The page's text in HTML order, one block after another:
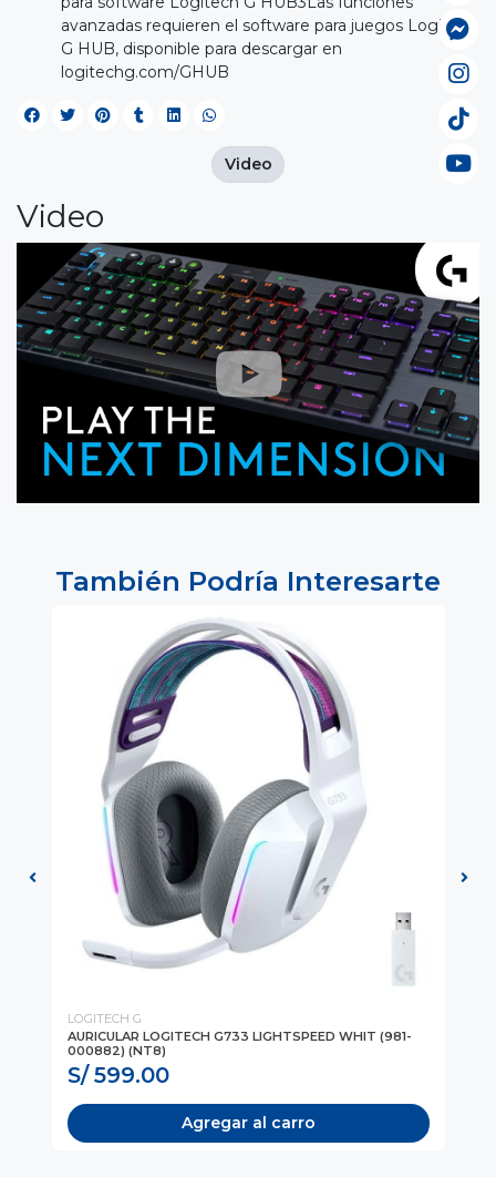
avanzadas requieren el software para juegos Logitech
G HUB, disponible para descargar en
logitechg.com/GHUB
Video
Video
También Podría Interesarte
LOGITECH G
AURICULAR LOGITECH G733 LIGHTSPEED WHIT (981-
000882) (NT8)
S/ 599.00
Agregar al carro